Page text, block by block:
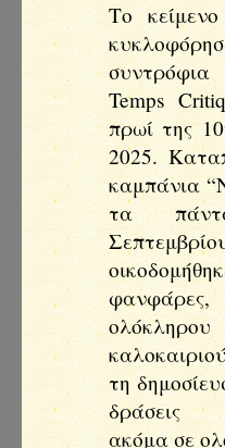
Το
Temps
πρωί της
2025.
καμπάνια
τα
τη
δράσεις
ακόμα σε